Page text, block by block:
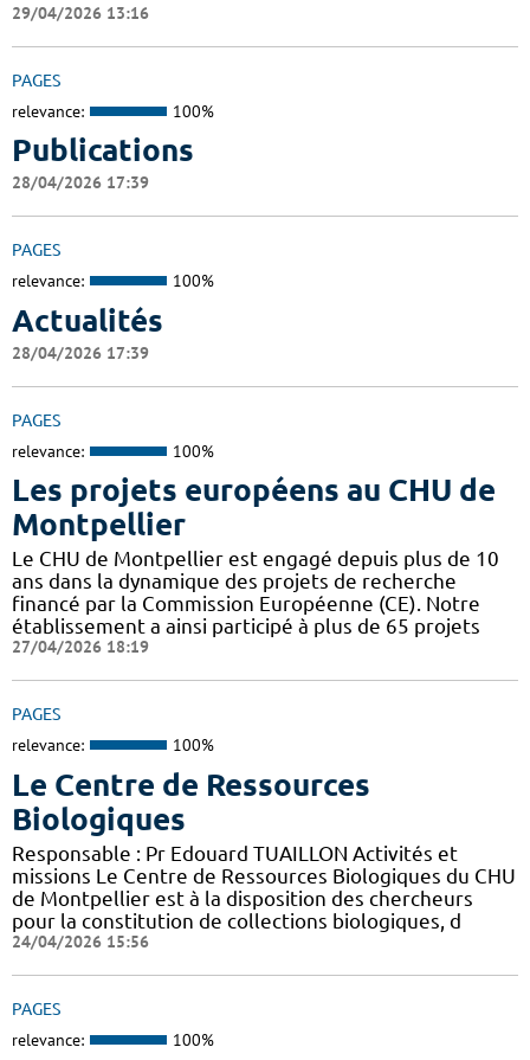
29/04/2026 13:16
PAGES
relevance: 100%
Publications
28/04/2026 17:39
PAGES
relevance: 100%
Actualités
28/04/2026 17:39
PAGES
relevance: 100%
Les projets européens au CHU de
Montpellier
Le CHU de Montpellier est engagé depuis plus de 10
ans dans la dynamique des projets de recherche
financé par la Commission Européenne (CE). Notre
établissement a ainsi participé à plus de 65 projets
27/04/2026 18:19
PAGES
relevance: 100%
Le Centre de Ressources
Biologiques
Responsable : Pr Edouard TUAILLON Activités et
missions Le Centre de Ressources Biologiques du CHU
de Montpellier est à la disposition des chercheurs
pour la constitution de collections biologiques, d
24/04/2026 15:56
PAGES
relevance: 100%